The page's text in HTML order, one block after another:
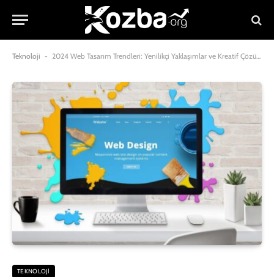
Teknoloji - 2024 Web Tasarım Trendleri: Yenilikçi Yaklaşımlar ve Kreatif Çözümler
TEKNOLOJI